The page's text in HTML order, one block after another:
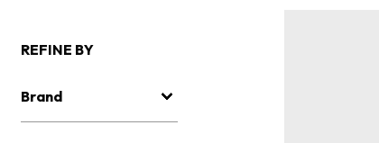
REFINE BY
Brand